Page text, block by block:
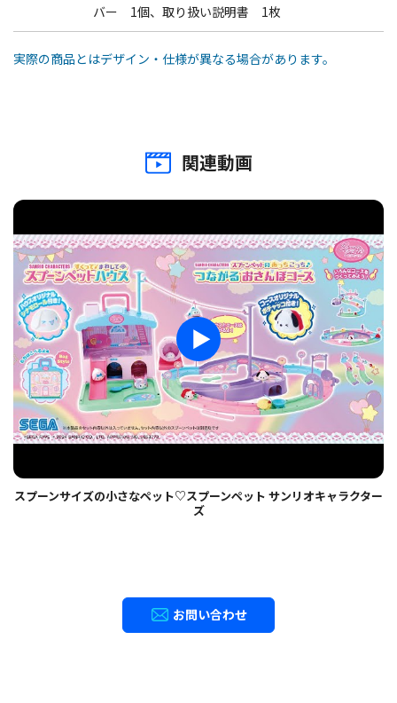
ボールチェーンやひもを付けてスプーン型のケースに入れて持ち歩
けます。
バー 1個、取り扱い説明書 1枚
実際の商品とはデザイン・仕様が異なる場合があります。
関連動画
スプーンサイズの小さなペット♡スプーンペット サンリオキャラクター
ズ
お問い合わせ